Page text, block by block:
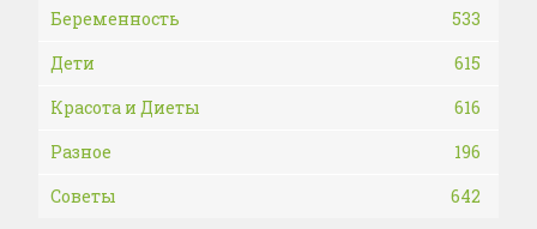
Беременность
533
Дети
615
Красота и Диеты
616
Разное
196
Советы
642